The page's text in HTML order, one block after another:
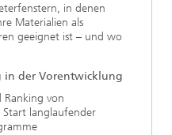
in denen
Materialien als
geeignet ist – und wo
in der Vorentwicklung
Ranking von
langlaufender